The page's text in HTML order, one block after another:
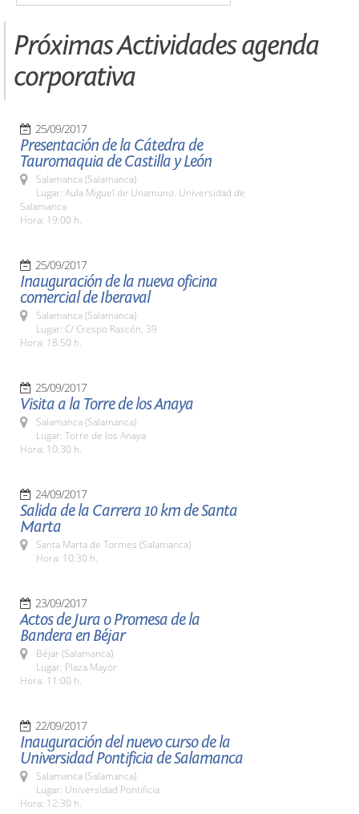
Próximas Actividades agenda
corporativa
25/09/2017
Presentación de la Cátedra de
Tauromaquia de Castilla y León
Salamanca (Salamanca)
Lugar: Aula Miguel de Unamuno. Universidad de
Salamanca
Hora: 19:00 h.
25/09/2017
Inauguración de la nueva oficina
comercial de Iberaval
Salamanca (Salamanca)
Lugar: C/ Crespo Rascón, 39
Hora: 18:50 h.
25/09/2017
Visita a la Torre de los Anaya
Salamanca (Salamanca)
Lugar: Torre de los Anaya
Hora: 10:30 h.
24/09/2017
Salida de la Carrera 10 km de Santa
Marta
Santa Marta de Tormes (Salamanca)
Hora: 10:30 h.
23/09/2017
Actos de Jura o Promesa de la
Bandera en Béjar
Béjar (Salamanca)
Lugar: Plaza Mayor
Hora: 11:00 h.
22/09/2017
Inauguración del nuevo curso de la
Universidad Pontificia de Salamanca
Salamanca (Salamanca)
Lugar: Universidad Pontificia
Hora: 12:30 h.